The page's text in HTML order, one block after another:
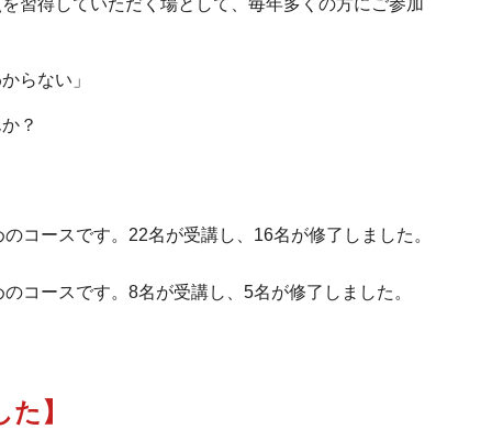
習得していただく場として、毎年多くの方にご参加
らない」
？
コースです。22名が受講し、16名が修了しました。
コースです。8名が受講し、5名が修了しました。
た】